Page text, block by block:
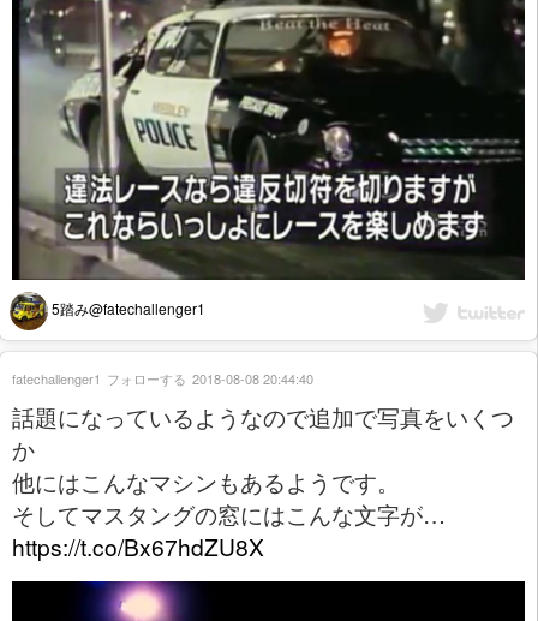
5踏み@fatechallenger1
話題になっているようなので追加で写真をいくつ
か
他にはこんなマシンもあるようです。
そしてマスタングの窓にはこんな文字が…
https://t.co/Bx67hdZU8X
fatechallenger1 フォローする 2018-08-08 20:44:40